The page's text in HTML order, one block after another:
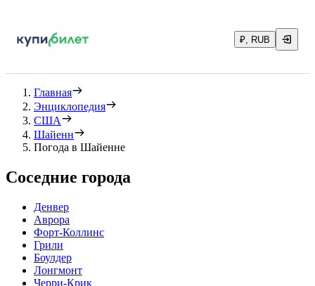
₽, RUB
Главная
Энциклопедия
США
Шайенн
Погода в Шайенне
Соседние города
Денвер
Аврора
Форт-Коллинс
Грили
Боулдер
Лонгмонт
Черри-Крик